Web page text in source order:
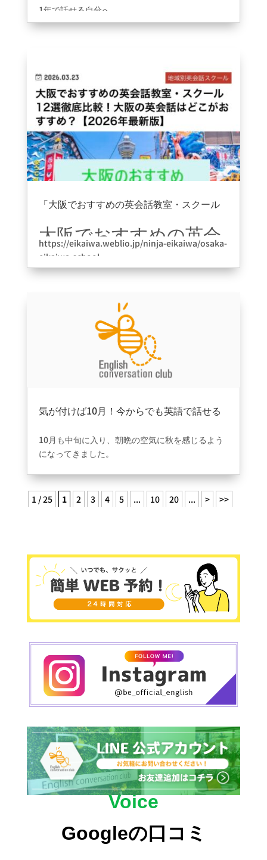
1年で話せる自分へ
おすすめ5選に選んで頂きました😊
https://bizforce-neo.com/picks/osaka-english-
school-1year-beginners-best5/
「大阪でおすすめの英会話教室・スクール
大阪でおすすめの英会
話教室・スクール12選
徹底比較！大阪の英会
【2026年最新版】にて
掲載して頂きました。
https://eikaiwa.weblio.jp/ninja-eikaiwa/osaka-
eikaiwa-school
気が付けば10月！今からでも英語で話せる
10月も中旬に入り、朝晩の空気に秋を感じるよう
になってきました。
てみようかな」と考えるには、
まさに今がベストなタイミングです。
「旅行で英語を話せるようになりたい」、「仕事
で自信を持って発言できるようになりたい」、
「海外ドラマを字幕なしで楽しみたい」それぞれ
の目標に合わせて、ネイティブ講師達が内容を柔
軟にカスタマイズ。英語を“習う”だけでなく、“使
えるようになる”までしっかりサポートします。
半年〜1年通うと、英語のリスニング力や会話の反
応スピードが格段に変わります。たとえば、
英語で考える習慣が自然につく
ネイティブのスピードにも耳が慣れる
そんな変化を、生徒さんたちは実感していま
す。
もちろん、学ぶ環境も大切。少人数制で、リラッ
クスした雰囲気の中、
「話してみたい！」と思える空間を心がけていま
英語が苦手な方でも、楽しみながら自然に上達で
きます🌿
1 / 25 1 2 3 4 5 ... 10 20 ... > >>
Voice
Googleの口コミ